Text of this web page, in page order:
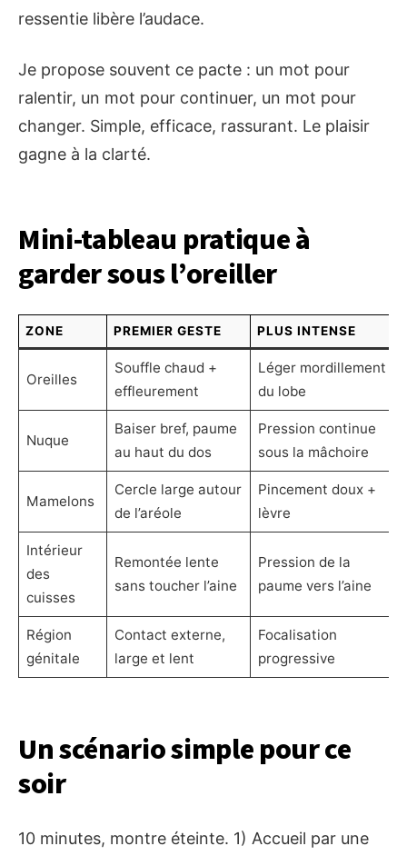
ressentie libère l’audace.
Je propose souvent ce pacte : un mot pour
ralentir, un mot pour continuer, un mot pour
changer. Simple, efficace, rassurant. Le plaisir
gagne à la clarté.
Mini-tableau pratique à
garder sous l’oreiller
ZONE PREMIER GESTE PLUS INTENSE
Oreilles
Souffle chaud +
effleurement
Léger mordillement
du lobe
Nuque
Baiser bref, paume
au haut du dos
Pression continue
sous la mâchoire
Mamelons
Cercle large autour
de l’aréole
Pincement doux +
lèvre
Intérieur
des
cuisses
Remontée lente
sans toucher l’aine
Pression de la
paume vers l’aine
Région
génitale
Contact externe,
large et lent
Focalisation
progressive
Un scénario simple pour ce
soir
10 minutes, montre éteinte. 1) Accueil par une